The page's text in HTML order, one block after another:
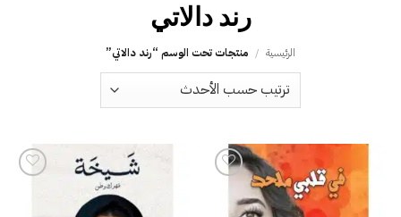
‎رند دالاتي‎
الرئيسية / منتجات تحت الوسم “‎رند دالاتي‎”
قائمة